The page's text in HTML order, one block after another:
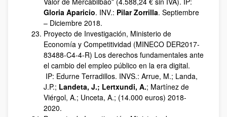
Gloria Aparicio. INV.: Pilar Zorrilla. Septiembre
– Diciembre 2018.
Proyecto de Investigación, Ministerio de
Economía y Competitividad (MINECO DER2017-
83488-C4-4-R) Los derechos fundamentales ante
el cambio del empleo público en la era digital.
IP: Edurne Terradillos. INVS.: Arrue, M.; Landa,
J.P.; Landeta, J.; Lertxundi, A.; Martínez de
Viérgol, A.; Unceta, A.; (14.000 euros) 2018-
2020.